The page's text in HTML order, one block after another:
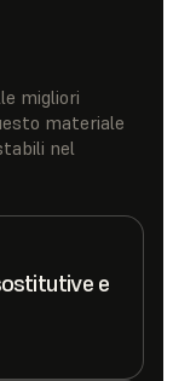
migliori
materiale
nel
e